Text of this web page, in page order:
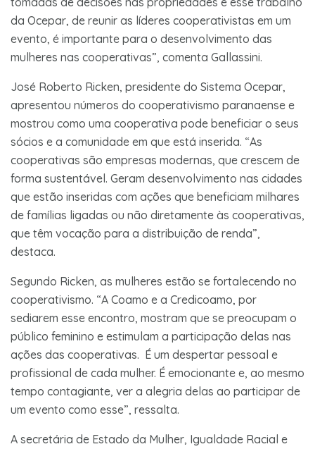
da Ocepar, de reunir as líderes cooperativistas em um
evento, é importante para o desenvolvimento das
mulheres nas cooperativas”, comenta Gallassini.
José Roberto Ricken, presidente do Sistema Ocepar,
apresentou números do cooperativismo paranaense e
mostrou como uma cooperativa pode beneficiar o seus
sócios e a comunidade em que está inserida. “As
cooperativas são empresas modernas, que crescem de
forma sustentável. Geram desenvolvimento nas cidades
que estão inseridas com ações que beneficiam milhares
de famílias ligadas ou não diretamente às cooperativas,
que têm vocação para a distribuição de renda”,
destaca.
Segundo Ricken, as mulheres estão se fortalecendo no
cooperativismo. “A Coamo e a Credicoamo, por
sediarem esse encontro, mostram que se preocupam o
público feminino e estimulam a participação delas nas
ações das cooperativas. É um despertar pessoal e
profissional de cada mulher. É emocionante e, ao mesmo
tempo contagiante, ver a alegria delas ao participar de
um evento como esse”, ressalta.
A secretária de Estado da Mulher, Igualdade Racial e